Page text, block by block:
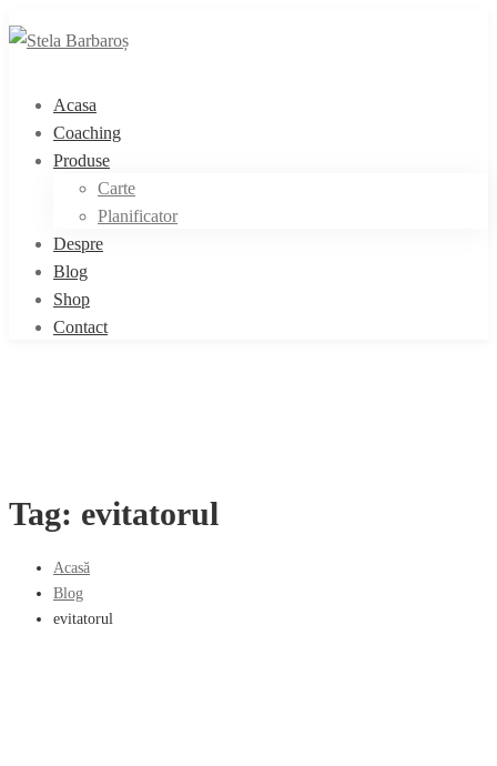
Acasa
Coaching
Produse
Carte
Planificator
Despre
Blog
Shop
Contact
Tag: evitatorul
Acasă
Blog
evitatorul